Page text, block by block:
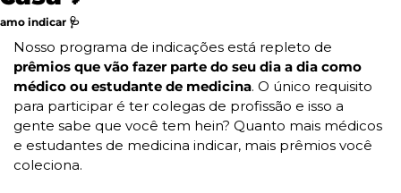
amo indicar 🩺
prêmios que vão fazer parte do seu dia a dia como
médico ou estudante de medicina. O único requisito
para participar é ter colegas de profissão e isso a
gente sabe que você tem hein? Quanto mais médicos
e estudantes de medicina indicar, mais prêmios você
coleciona.